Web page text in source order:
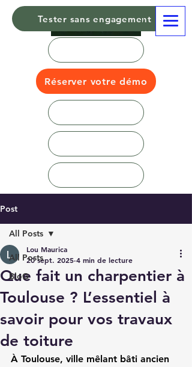
Tester sans engagement
Réserver votre démo
Post
All Posts
BloG
All Posts
Que fait un charpentier à
Toulouse ? L’essentiel à
savoir pour vos travaux
de toiture
Lou Maurica
20 sept. 2025 4 min de lecture
À Toulouse, ville mêlant bâti ancien